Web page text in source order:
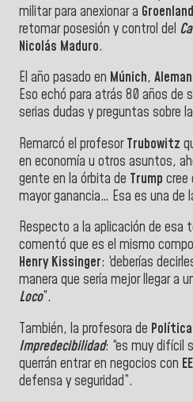
militar para anexionar a
retomar posesión y control del
Nicolás Maduro.
El año pasado en Múnich,
Eso echó para atrás 80 años
serias dudas y preguntas sobre
Remarcó el profesorTrubowitz
en economía u otros asuntos,
gente en la órbita de Trump cree
mayor ganancia… Esa es una de
Respecto a la aplicación de esa
comentó que es el mismo
Henry Kissinger: ‘deberías
manera que sería mejor llegar a
Loco”.
También, la profesora de Política
Impredecibilidad: “es muy difícil
querrán entrar en negocios con
defensa y seguridad”.